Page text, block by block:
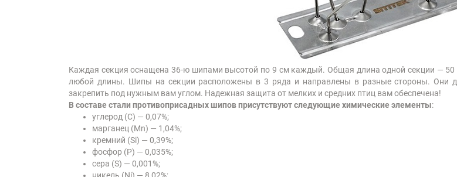
Каждая секция оснащена 36-ю шипами высотой по 9 см каждый. Общая длина одной секции —
любой длины. Шипы на секции расположены в 3 ряда и направлены в разные стороны. Они
закрепить под нужным вам углом. Надежная защита от мелких и средних птиц вам обеспечена!
В составе стали противоприсадных шипов присутствуют следующие химические элементы:
углерод (C) — 0,07%;
марганец (Mn) — 1,04%;
кремний (Si) — 0,39%;
фосфор (P) — 0,035%;
сера (S) — 0,001%;
никель (Ni) — 8,02%;